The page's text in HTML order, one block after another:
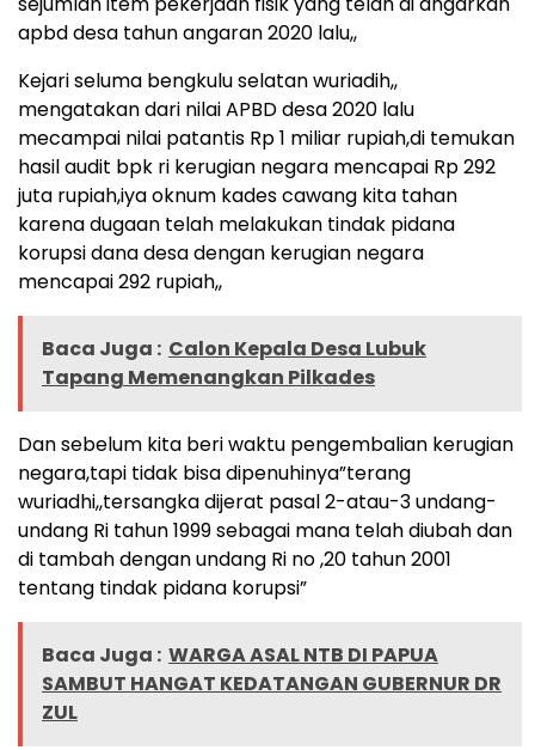
apbd desa tahun angaran 2020 lalu,,
Kejari seluma bengkulu selatan wuriadih,,
mengatakan dari nilai APBD desa 2020 lalu
mecampai nilai patantis Rp 1 miliar rupiah,di temukan
hasil audit bpk ri kerugian negara mencapai Rp 292
juta rupiah,iya oknum kades cawang kita tahan
karena dugaan telah melakukan tindak pidana
korupsi dana desa dengan kerugian negara
mencapai 292 rupiah,,
Baca Juga : Calon Kepala Desa Lubuk
Tapang Memenangkan Pilkades
Dan sebelum kita beri waktu pengembalian kerugian
negara,tapi tidak bisa dipenuhinya”terang
wuriadhi,,tersangka dijerat pasal 2-atau-3 undang-
undang Ri tahun 1999 sebagai mana telah diubah dan
di tambah dengan undang Ri no ,20 tahun 2001
tentang tindak pidana korupsi”
Baca Juga : WARGA ASAL NTB DI PAPUA
SAMBUT HANGAT KEDATANGAN GUBERNUR DR
ZUL